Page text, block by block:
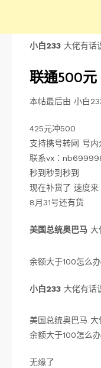
小白233 大佬有话
联通500元
本帖最后由 小白
425元冲500
支持携号转网 号
联系vx：
秒到秒到秒到
现在补货了 速度来
8月31号还有货
美国总统奥巴马 大
余额大于100怎么办
小白233 大佬有话
美国总统奥巴马
余额大于100怎么办
无缘了